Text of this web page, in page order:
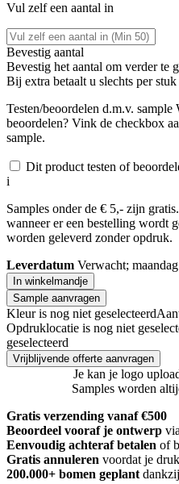
Vul zelf een aantal in
Bevestig aantal
Bevestig het aantal om verder te
Bij extra betaalt u slechts per stuk
Testen/beoordelen d.m.v. sample
beoordelen? Vink de checkbox
sample.
Dit product testen of
i
Samples onder de € 5,- zijn
wanneer er een bestelling wordt
worden geleverd zonder opdruk.
Leverdatum Verwacht;
In winkelmandje
Sample aanvragen
Kleur is nog niet geselecteerd
Opdruklocatie is nog niet
geselecteerd
Vrijblijvende offerte aanvragen
Je kan je logo
Samples worden
Gratis verzending vanaf €500
Beoordeel vooraf je ontwerp
Eenvoudig achteraf betalen of
Gratis annuleren voordat je
200.000+ bomen geplant